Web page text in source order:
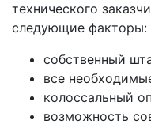
технического
следующие факторы:
собственный
все
колоссальный
возможность